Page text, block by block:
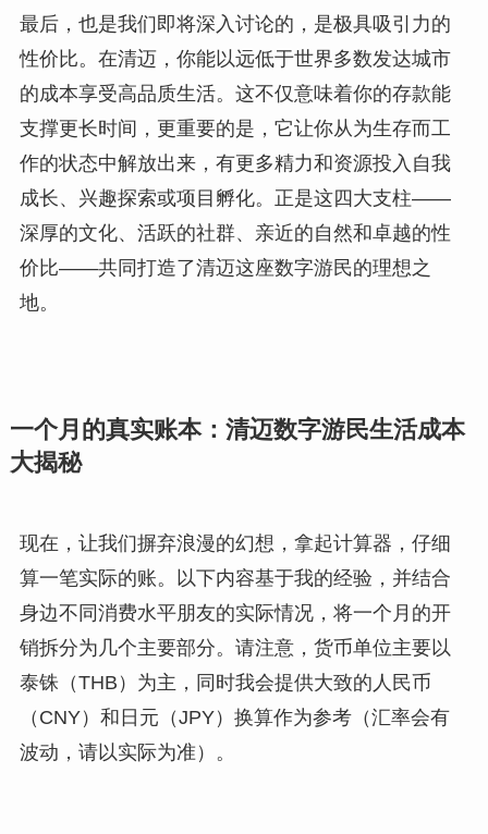
最后，也是我们即将深入讨论的，是极具吸引力的
性价比。在清迈，你能以远低于世界多数发达城市
的成本享受高品质生活。这不仅意味着你的存款能
支撑更长时间，更重要的是，它让你从为生存而工
作的状态中解放出来，有更多精力和资源投入自我
成长、兴趣探索或项目孵化。正是这四大支柱——
深厚的文化、活跃的社群、亲近的自然和卓越的性
价比——共同打造了清迈这座数字游民的理想之
地。
一个月的真实账本：清迈数字游民生活成本
大揭秘
现在，让我们摒弃浪漫的幻想，拿起计算器，仔细
算一笔实际的账。以下内容基于我的经验，并结合
身边不同消费水平朋友的实际情况，将一个月的开
销拆分为几个主要部分。请注意，货币单位主要以
泰铢（THB）为主，同时我会提供大致的人民币
（CNY）和日元（JPY）换算作为参考（汇率会有
波动，请以实际为准）。